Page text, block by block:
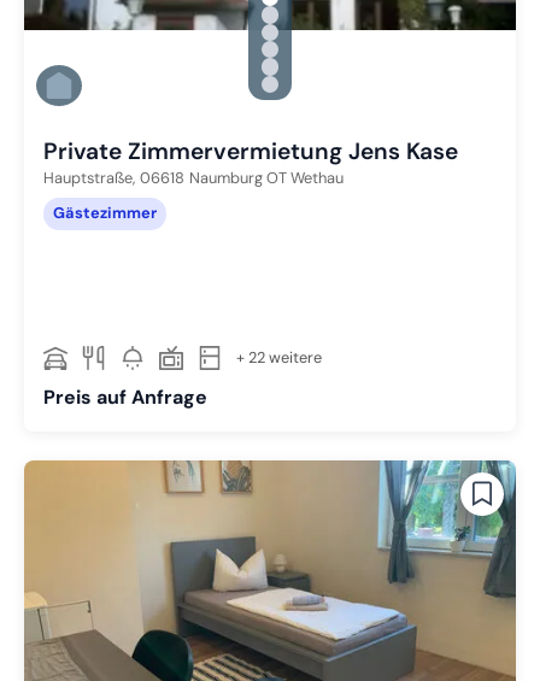
Zu Slide 1 wechseln
Zu Slide 2 wechseln
Zu Slide 3 wechseln
Zu Slide 4 wechseln
Zu Slide 5 wechseln
Zu Slide 6 wechseln
Private Zimmervermietung Jens Kase
Hauptstraße, 06618 Naumburg OT Wethau
Gästezimmer
+ 22 weitere
Preis auf Anfrage